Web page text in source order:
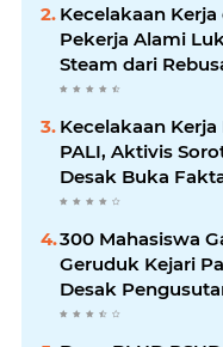
Kecelakaan Kerja
Pekerja Alami
Steam dari
Kecelakaan Kerja
PALI, Aktivis
Desak Buka
300 Mahasiswa
Geruduk Kejari
Desak
Korupsi Tanpa